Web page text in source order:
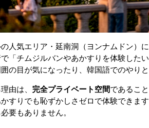
人気エリア・延南洞（ヨンナムドン）
「チムジルバンやあかすりを体験した
の目が気になったり、韓国語でのやり
由は、 完全プライベート空間であるこ
すりでも恥ずかしさゼロで体験できま
要もありません。